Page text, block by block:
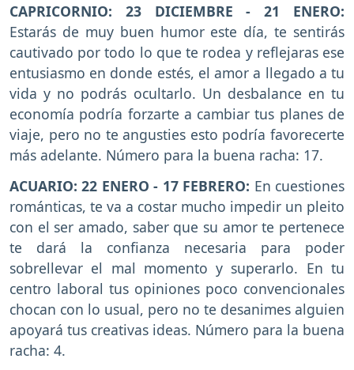
CAPRICORNIO: 23 DICIEMBRE - 21 ENERO:
Estarás de muy buen humor este día, te sentirás
cautivado por todo lo que te rodea y reflejaras ese
entusiasmo en donde estés, el amor a llegado a tu
vida y no podrás ocultarlo. Un desbalance en tu
economía podría forzarte a cambiar tus planes de
viaje, pero no te angusties esto podría favorecerte
más adelante. Número para la buena racha: 17.
ACUARIO: 22 ENERO - 17 FEBRERO: En cuestiones
románticas, te va a costar mucho impedir un pleito
con el ser amado, saber que su amor te pertenece
te dará la confianza necesaria para poder
sobrellevar el mal momento y superarlo. En tu
centro laboral tus opiniones poco convencionales
chocan con lo usual, pero no te desanimes alguien
apoyará tus creativas ideas. Número para la buena
racha: 4.